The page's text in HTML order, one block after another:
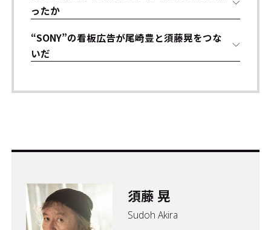
ったか
“SONY”の看板広告が尾崎豊と須藤晃をつな
いだ
須藤 晃
Sudoh Akira